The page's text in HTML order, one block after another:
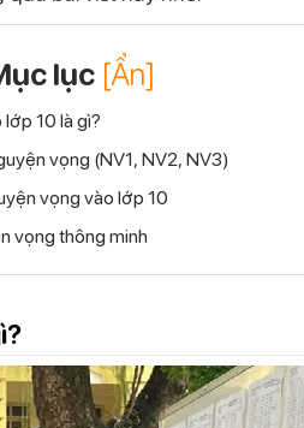
lục [Ẩn]
lớp 10 là gì?
vọng (NV1, NV2, NV3)
vọng vào lớp 10
vọng thông minh